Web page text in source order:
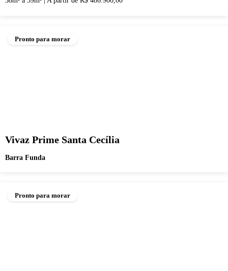
Pronto para morar
Vivaz Prime Santa Cecília
Barra Funda
Pronto para morar